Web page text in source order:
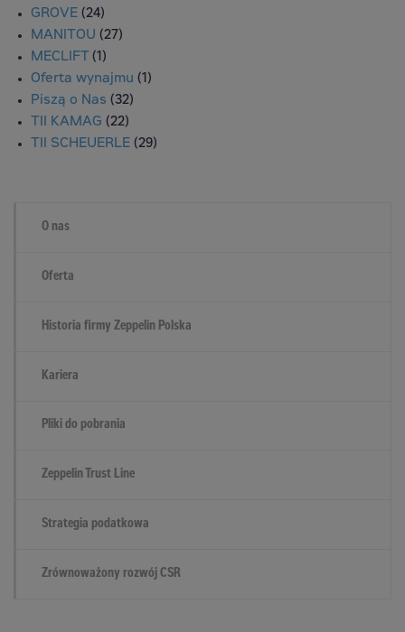
GROVE(24)
MANITOU (27)
MECLIFT(1)
Oferta wynajmu (1)
Piszą o Nas (32)
TII KAMAG (22)
TII SCHEUERLE(29)
O nas
Oferta
Historia firmy Zeppelin Polska
Kariera
Pliki do pobrania
Zeppelin Trust Line
Strategia podatkowa
Zrównoważony rozwój CSR